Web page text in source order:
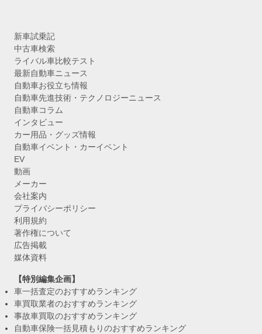
新車試乗記
中古車検索
ライバル車比較テスト
最新自動車ニュース
自動車お役立ち情報
自動車先進技術・テクノロジーニュース
自動車コラム
インタビュー
カー用品・グッズ情報
自動車イベント・カーイベント
EV
動画
メーカー
会社案内
プライバシーポリシー
利用規約
著作権について
広告掲載
媒体資料
【特別編集企画】
車一括査定のおすすめランキング
車買取業者のおすすめランキング
事故車買取のおすすめランキング
自動車保険一括見積もりのおすすめランキング